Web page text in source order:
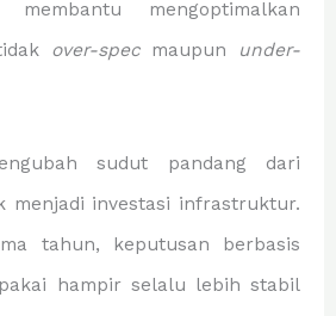
mengoptimalkan
over-specmaupun
under-
sudut pandang dari
menjadi investasi infrastruktur.
tahun, keputusan berbasis
hampir selalu lebih stabil